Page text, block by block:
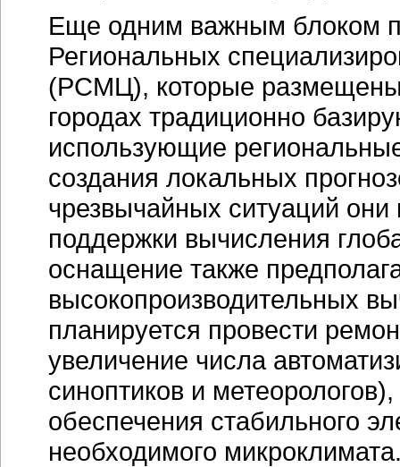
Еще одним важным блоком
Региональных
(РСМЦ), которые размещены
городах традиционно
использующие
создания локальных
чрезвычайных ситуаций
поддержки вычисления
оснащение также
высокопроизводительных
планируется провести
увеличение числа
синоптиков и
обеспечения стабильного
необходимого